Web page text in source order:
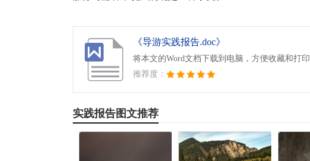
《导游实践报告.doc》
将本文的Word文档下载到电脑，方便收藏和打印
推荐度：
实践报告图文推荐